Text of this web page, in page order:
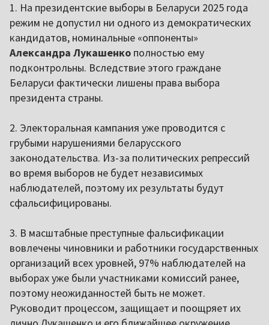
1. На президентские выборы в Беларуси 2025 года
режим не допустил ни одного из демократических
кандидатов, номинальные «оппоненты»
Александра Лукашенко полностью ему
подконтрольны. Вследствие этого граждане
Беларуси фактически лишены права выбора
президента страны.
2. Электоральная кампания уже проводится с
грубыми нарушениями беларусского
законодательства. Из-за политических репрессий
во время выборов не будет независимых
наблюдателей, поэтому их результаты будут
сфальсифицированы.
3. В масштабные преступные фальсификации
вовлечены чиновники и работники государственных
организаций всех уровней, 97% наблюдателей на
выборах уже были участниками комиссий ранее,
поэтому неожиданностей быть не может.
Руководит процессом, защищает и поощряет их